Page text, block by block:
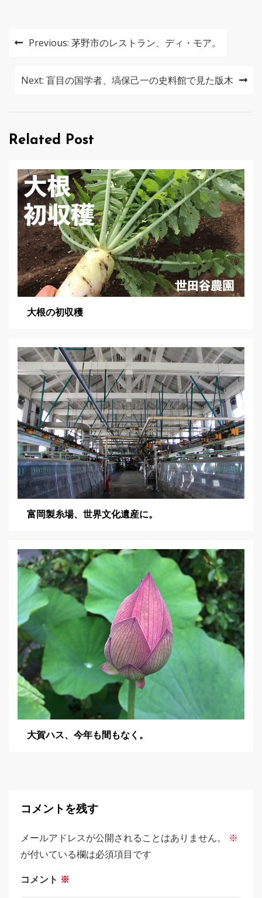
投
ナ
ー
ョ
ン
Previous: 茅野市のレストラン、ディ・モア。
Next: 盲目の国学者、塙保己一の史料館で見た版木
Related Post
大根の初収穫
富岡製糸場、世界文化遺産に。
大賀ハス、今年も間もなく。
コメントを残す
メールアドレスが公開されることはありません。
※
が付いている欄は必須項目です
コメント ※